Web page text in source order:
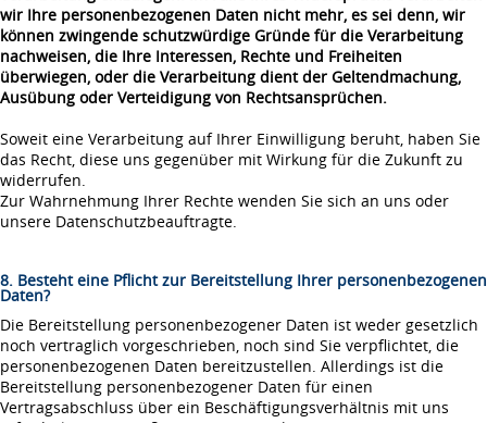
wir Ihre personenbezogenen Daten nicht mehr, es sei denn, wir
können zwingende schutzwürdige Gründe für die Verarbeitung
nachweisen, die Ihre Interessen, Rechte und Freiheiten
überwiegen, oder die Verarbeitung dient der Geltendmachung,
Ausübung oder Verteidigung von Rechtsansprüchen.
Soweit eine Verarbeitung auf Ihrer Einwilligung beruht, haben Sie
das Recht, diese uns gegenüber mit Wirkung für die Zukunft zu
widerrufen.
Zur Wahrnehmung Ihrer Rechte wenden Sie sich an uns oder
unsere Datenschutzbeauftragte.
8. Besteht eine Pflicht zur Bereitstellung Ihrer personenbezogenen
Daten?
Die Bereitstellung personenbezogener Daten ist weder gesetzlich
noch vertraglich vorgeschrieben, noch sind Sie verpflichtet, die
personenbezogenen Daten bereitzustellen. Allerdings ist die
Bereitstellung personenbezogener Daten für einen
Vertragsabschluss über ein Beschäftigungsverhältnis mit uns